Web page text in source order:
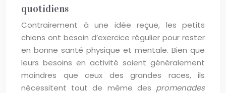
quotidiens
Contrairement à une idée reçue, les petits
chiens ont besoin d’exercice régulier pour rester
en bonne santé physique et mentale. Bien que
leurs besoins en activité soient généralement
moindres que ceux des grandes races, ils
nécessitent tout de même des promenades